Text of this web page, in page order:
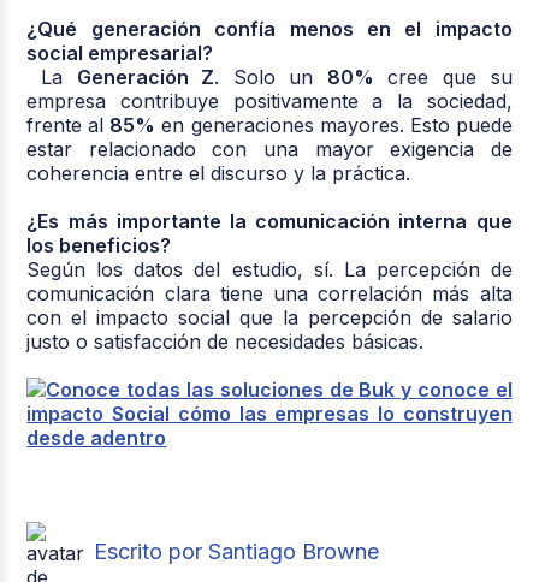
¿Qué generación confía menos en el impacto
social empresarial?
La Generación Z. Solo un 80% cree que su
empresa contribuye positivamente a la sociedad,
frente al 85% en generaciones mayores. Esto puede
estar relacionado con una mayor exigencia de
coherencia entre el discurso y la práctica.
¿Es más importante la comunicación interna que
los beneficios?
Según los datos del estudio, sí. La percepción de
comunicación clara tiene una correlación más alta
con el impacto social que la percepción de salario
justo o satisfacción de necesidades básicas.
Escrito por Santiago Browne